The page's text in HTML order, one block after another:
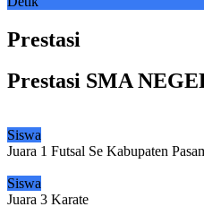
Prestasi
Prestasi SMA
Siswa
Juara 1 Futsal Se Kabupaten
Siswa
Juara 3 Karate